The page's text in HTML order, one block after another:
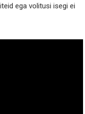
ega volitusi isegi ei